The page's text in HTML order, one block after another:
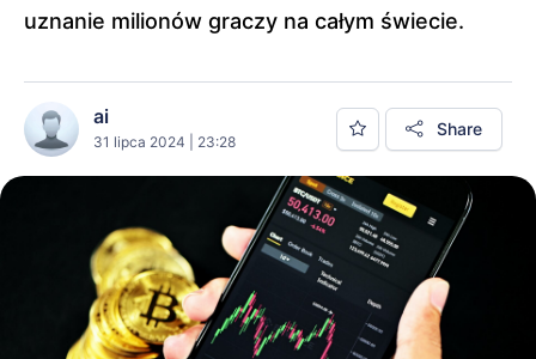
uznanie milionów graczy na całym świecie.
ai
31 lipca 2024 | 23:28
Share